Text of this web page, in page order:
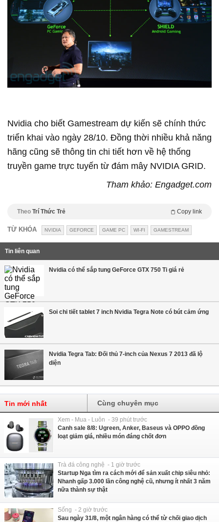
Nvidia cho biết Gamestream dự kiến sẽ chính thức
triển khai vào ngày 28/10. Đồng thời nhiều khả năng
hãng cũng sẽ thông tin chi tiết hơn về hệ thống
truyền game trực tuyến từ đám mây NVIDIA GRID.
Tham khảo: Engadget.com
Theo Trí Thức Trẻ Copy link
TỪ KHÓA NVIDIA GEFORCE GAME PC WI-FI GAMESTREAM
Tin liên quan
Nvidia có thể sắp tung GeForce GTX 750 Ti giá rẻ
Soi chi tiết tablet 7 inch Nvidia Tegra Note có bút cảm ứng
Nvidia Tegra Tab: Đối thủ 7-inch của Nexus 7 2013 đã lộ
diện
Tin mới nhất Cùng chuyên mục
Xem - Mua - Luôn - 39 phút trước
Canh sale 8/8: Ugreen, Anker, Baseus và OPPO đồng
loạt giảm giá, nhiều món đáng chốt đơn
Trà đá công nghệ - 1 giờ trước
Startup Nga tìm ra cách mới để sản xuất chip siêu nhỏ:
Nhanh gấp 3.000 lần công nghệ cũ, nhưng ít nhất 3 năm
nữa thành sự thật
Sống - 2 giờ trước
Sau ngày 31/8, một ngân hàng có thể từ chối giao dịch